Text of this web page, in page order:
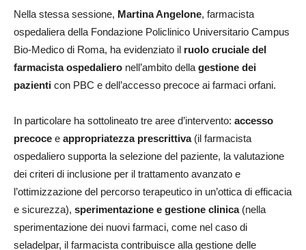
Nella stessa sessione, Martina Angelone, farmacista
ospedaliera della Fondazione Policlinico Universitario Campus
Bio-Medico di Roma, ha evidenziato il ruolo cruciale del
farmacista ospedaliero nell’ambito della gestione dei
pazienti con PBC e dell’accesso precoce ai farmaci orfani.
In particolare ha sottolineato tre aree d’intervento: accesso
precoce e appropriatezza prescrittiva(il farmacista
ospedaliero supporta la selezione del paziente, la valutazione
dei criteri di inclusione per il trattamento avanzato e
l’ottimizzazione del percorso terapeutico in un’ottica di efficacia
e sicurezza), sperimentazione e gestione clinica(nella
sperimentazione dei nuovi farmaci, come nel caso di
seladelpar, il farmacista contribuisce alla gestione delle